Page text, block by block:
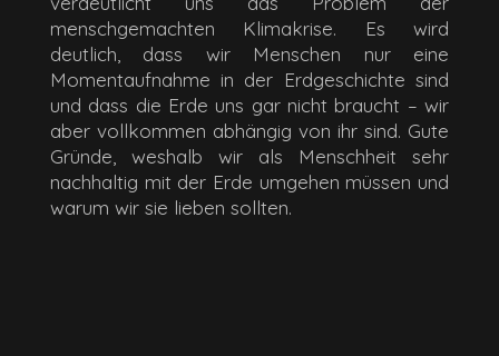
menschgemachten Klimakrise. Es wird
deutlich, dass wir Menschen nur eine
Momentaufnahme in der Erdgeschichte sind
und dass die Erde uns gar nicht braucht – wir
aber vollkommen abhängig von ihr sind. Gute
Gründe, weshalb wir als Menschheit sehr
nachhaltig mit der Erde umgehen müssen und
warum wir sie lieben sollten.